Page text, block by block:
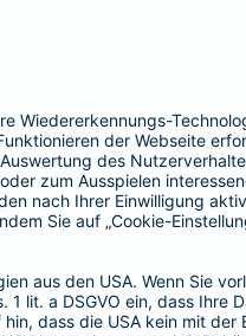
Barmenia Allgemeine